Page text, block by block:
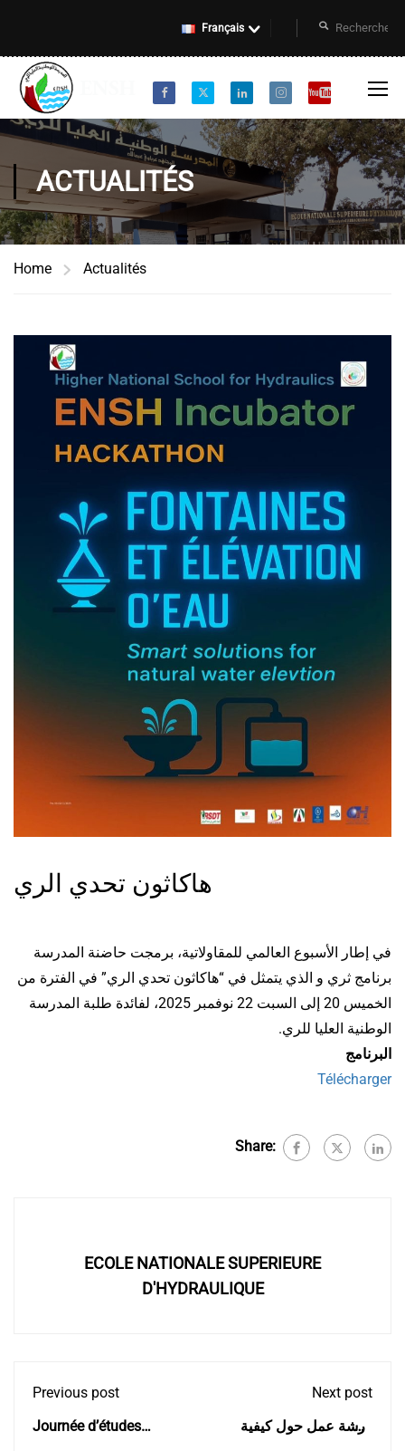
Français
ACTUALITÉS
Home Actualités
هاكاثون تحدي الري
في إطار الأسبوع العالمي للمقاولاتية، برمجت حاضنة المدرسة
برنامج ثري و الذي يتمثل في “هاكاثون تحدي الري” في الفترة من
الخميس 20 إلى السبت 22 نوفمبر 2025، لفائدة طلبة المدرسة
الوطنية العليا للري.
البرنامج
Télécharger
Share:
ECOLE NATIONALE SUPERIEURE
D'HYDRAULIQUE
Previous post
Journée d’études
Next post
ورشة عمل حول كيفية